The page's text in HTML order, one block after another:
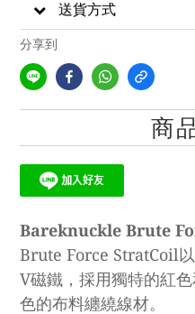
送貨方式
分享到
商
Bareknuckle Brute
Brute Force StratCoil
V磁鐵，採用獨特的紅
色的布料纏繞線材。